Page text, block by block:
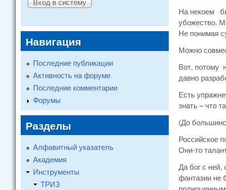
На некоем
убожество.
Не понимая
Можно
Вот, потому
давно
Есть
знать – что
(До
Российское
Они-то
Да бог с
фантазии не
Навигация
Последние публикации
Активность на форуме
Последние комментарии
Форумы
Разделы
Алфавитный указатель
Академия
Инструменты
ТРИЗ